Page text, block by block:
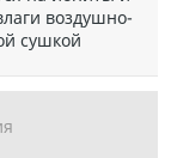
воздушно-
сушкой